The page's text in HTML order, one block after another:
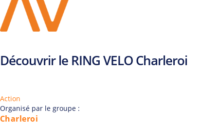
Découvrir le RING VELO Charleroi
Action
Organisé par le groupe :
Charleroi